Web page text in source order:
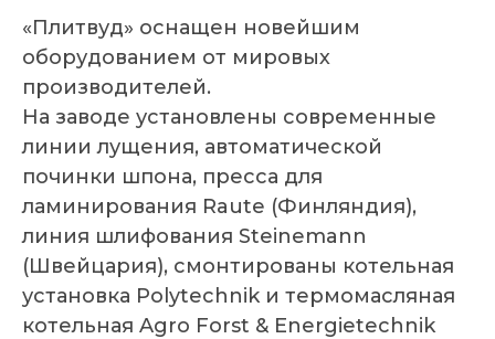
«Плитвуд» оснащен новейшим
оборудованием от мировых
производителей.
На заводе установлены современные
линии лущения, автоматической
починки шпона, пресса для
ламинирования Raute (Финляндия),
линия шлифования Steinemann
(Швейцария), смонтированы котельная
установка Polytechnik и термомасляная
котельная Agro Forst & Energietechnik